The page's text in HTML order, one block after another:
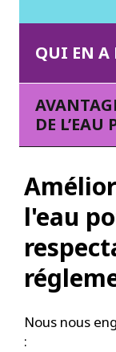
QUI EN A
DE L’EAU
l'eau
Nous nous
: